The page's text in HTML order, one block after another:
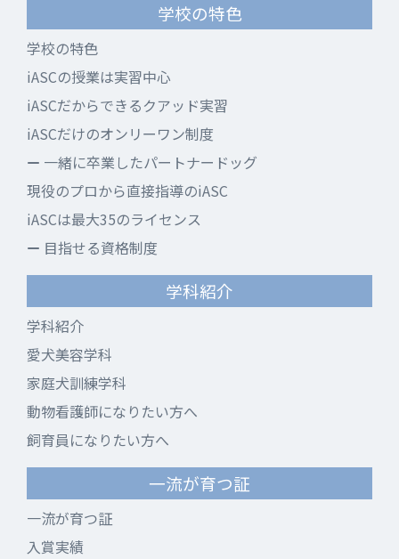
学校の特色
学校の特色
iASCの授業は実習中心
iASCだからできるクアッド実習
iASCだけのオンリーワン制度
一緒に卒業したパートナードッグ
現役のプロから直接指導のiASC
iASCは最大35のライセンス
目指せる資格制度
学科紹介
学科紹介
愛犬美容学科
家庭犬訓練学科
動物看護師になりたい方へ
飼育員になりたい方へ
一流が育つ証
一流が育つ証
入賞実績